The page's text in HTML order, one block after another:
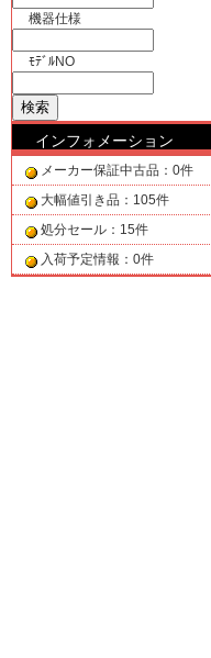
機器仕様
ﾓﾃﾞﾙNO
インフォメーション
メーカー保証中古品：0件
大幅値引き品：105件
処分セール：15件
入荷予定情報：0件